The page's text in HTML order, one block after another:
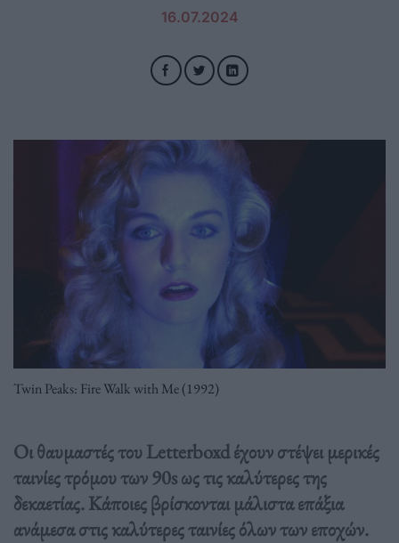
16.07.2024
Twin Peaks: Fire Walk with Me (1992)
Οι θαυμαστές του Letterboxd έχουν στέψει μερικές
ταινίες τρόμου των 90s ως τις καλύτερες της
δεκαετίας. Κάποιες βρίσκονται μάλιστα επάξια
ανάμεσα στις καλύτερες ταινίες όλων των εποχών.